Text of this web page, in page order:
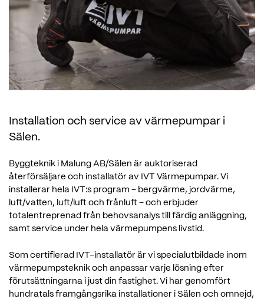
Installation och service av värmepumpar i
Sälen.
Byggteknik i Malung AB/Sälen är auktoriserad
återförsäljare och installatör av IVT Värmepumpar. Vi
installerar hela IVT:s program – bergvärme, jordvärme,
luft/vatten, luft/luft och frånluft – och erbjuder
totalentreprenad från behovsanalys till färdig anläggning,
samt service under hela värmepumpens livstid.
Som certifierad IVT-installatör är vi specialutbildade inom
värmepumpsteknik och anpassar varje lösning efter
förutsättningarna i just din fastighet. Vi har genomfört
hundratals framgångsrika installationer i Sälen och omnejd,